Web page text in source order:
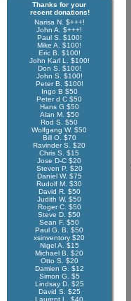
Thanks for your
recent donations!
Narisa N. $+++!
John A. $+++!
Paul S. $100!
Mike A. $100!
Eric B. $100!
John Karl L. $100!
Don S. $100!
John S. $100!
Peter B. $100!
Ingo B $50
Peter d C $50
Hans G $50
Alan M. $50
Rod S. $50
Wolfgang W. $50
Bill O. $70
Ravinder S. $20
Chris S. $15
Jose D-C $20
Steven P. $20
Daniel W. $75
Rudolf M. $30
David R. $50
Judith W. $50
Roger C. $50
Steve D. $50
Sean F. $50
Paul G. B. $50
xsinventory $20
Nigel A. $15
Michael B. $20
Otto S. $20
Damien G. $12
Simon G. $5
Lindsay D. $25
David S. $25
Laurent L. $40